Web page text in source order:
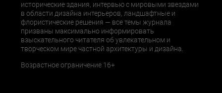
исторические здания, интервью с мировыми звездами
в области дизайна интерьеров, ландшафтные и
флористические решения — все темы журнала
призваны максимально информировать
взыскательного читателя об увлекательном и
творческом мире частной архитектуры и дизайна.
Возрастное ограничение 16+